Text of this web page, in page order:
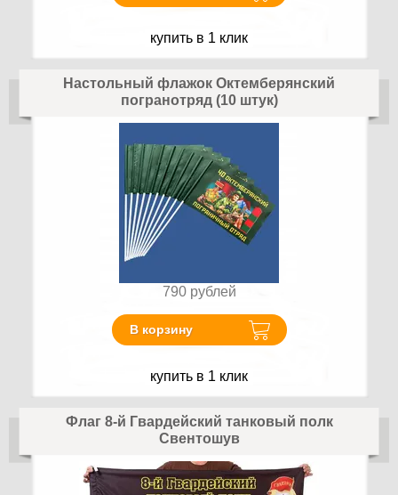
купить в 1 клик
Настольный флажок Октемберянский
погранотряд (10 штук)
790 рублей
В корзину
купить в 1 клик
Флаг 8-й Гвардейский танковый полк
Свентошув